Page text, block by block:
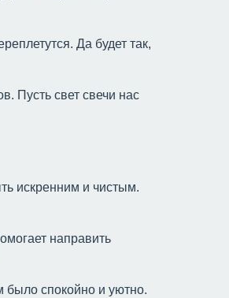
Да будет так,
Пусть свет свечи нас
искренним и чистым.
направить
было спокойно и уютно.